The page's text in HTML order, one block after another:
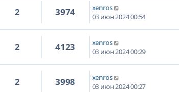
2 3974
xenros
03 июн 2024 00:54
2 4123
xenros
03 июн 2024 00:29
2 3998
xenros
03 июн 2024 00:27